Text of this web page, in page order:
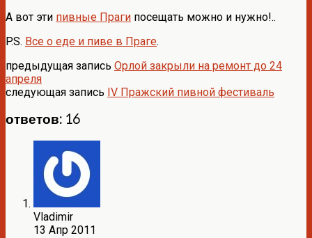
А вот эти пивные Праги посещать можно и нужно!..
P.S. Все о еде и пиве в Праге.
предыдущая запись Орлой закрыли на ремонт до 24
апреля
следующая запись IV Пражский пивной фестиваль
ответов: 16
Vladimir
13 Апр 2011